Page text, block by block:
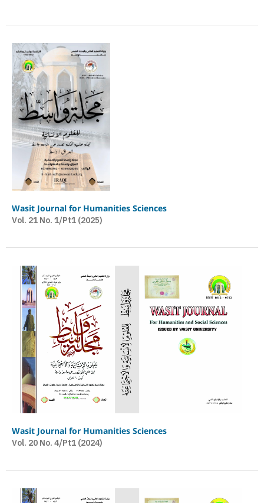
Wasit Journal for Humanities Sciences
Vol. 21 No. 1/Pt1 (2025)
Wasit Journal for Humanities Sciences
Vol. 20 No. 4/Pt1 (2024)